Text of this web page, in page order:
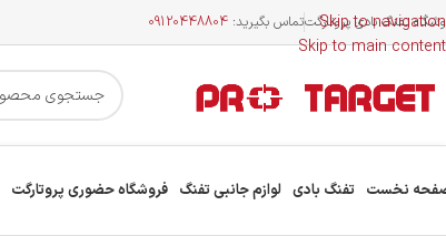
Skip to navigation
Skip to main content
تفنگ بادی پروتارگتتماس بگیرید: 09120448804
نخست تفنگ بادی لوازم جانبی تفنگ فروشگاه حضوری پروتارگت